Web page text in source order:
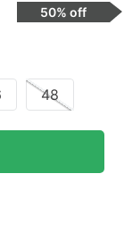
50% off
48